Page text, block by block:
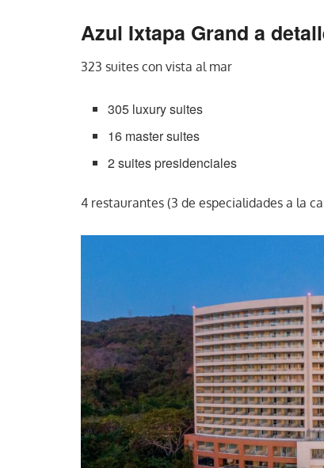
Azul Ixtapa Grand a
323 suites con vista al mar
305 luxury suites
16 master suites
2 suites presidenciales
4 restaurantes (3 de especialidades a la